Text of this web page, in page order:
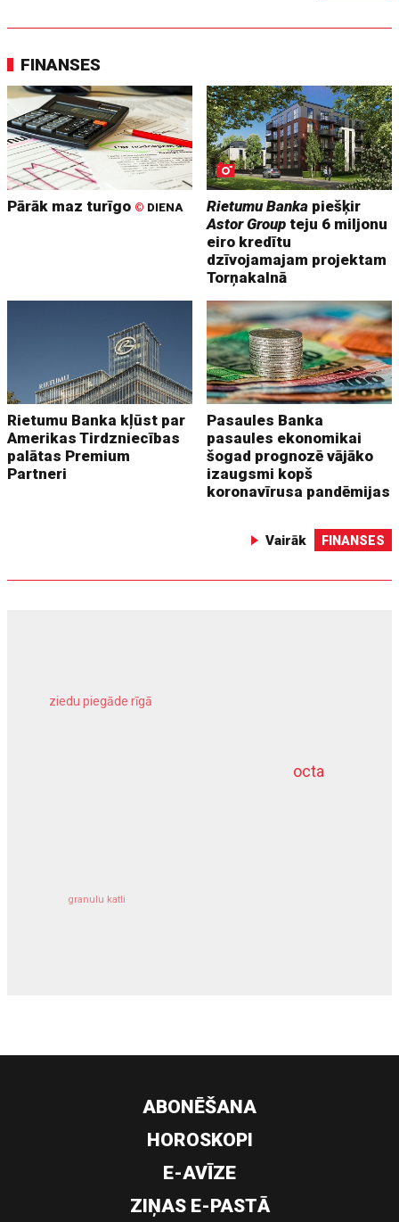
FINANSES
Pārāk maz turīgo © DIENA Rietumu Banka piešķir
Astor Group teju 6 miljonu
eiro kredītu
dzīvojamajam projektam
Torņakalnā
Rietumu Banka kļūst par
Amerikas Tirdzniecības
palātas Premium
Partneri
Pasaules Banka
pasaules ekonomikai
šogad prognozē vājāko
izaugsmi kopš
koronavīrusa pandēmijas
Vairāk FINANSES
octa
ziedu piegāde rīgā
granulu katli
dziļurbums
ABONĒŠANA
HOROSKOPI
E-AVĪZE
ZIŅAS E-PASTĀ